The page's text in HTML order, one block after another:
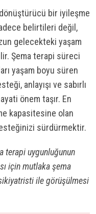
bir iyileşme
belirtileri değil,
gelecekteki yaşam
Şema terapi süreci
yaşam boyu süren
anlayışı ve sabırlı
önem taşır. En
kapasitesine olan
sürdürmektir.
terapi uygunluğunun
için mutlaka şema
ile görüşülmesi